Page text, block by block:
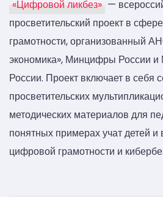
«Цифровой ликбез» —
просветительский проект в
грамотности, организованный
экономика», Минцифры России
России. Проект включает в себя
просветительских
методических материалов для
понятных примерах учат детей и
цифровой грамотности и